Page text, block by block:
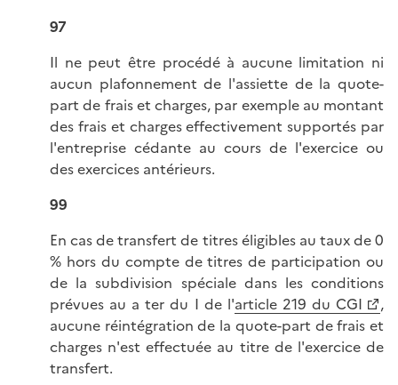
97
Il ne peut être procédé à aucune limitation ni
aucun plafonnement de l'assiette de la quote-
part de frais et charges, par exemple au montant
des frais et charges effectivement supportés par
l'entreprise cédante au cours de l'exercice ou
des exercices antérieurs.
99
En cas de transfert de titres éligibles au taux de 0
% hors du compte de titres de participation ou
de la subdivision spéciale dans les conditions
prévues au a ter du I de l'article 219 du CGI
,
aucune réintégration de la quote-part de frais et
charges n'est effectuée au titre de l'exercice de
transfert.